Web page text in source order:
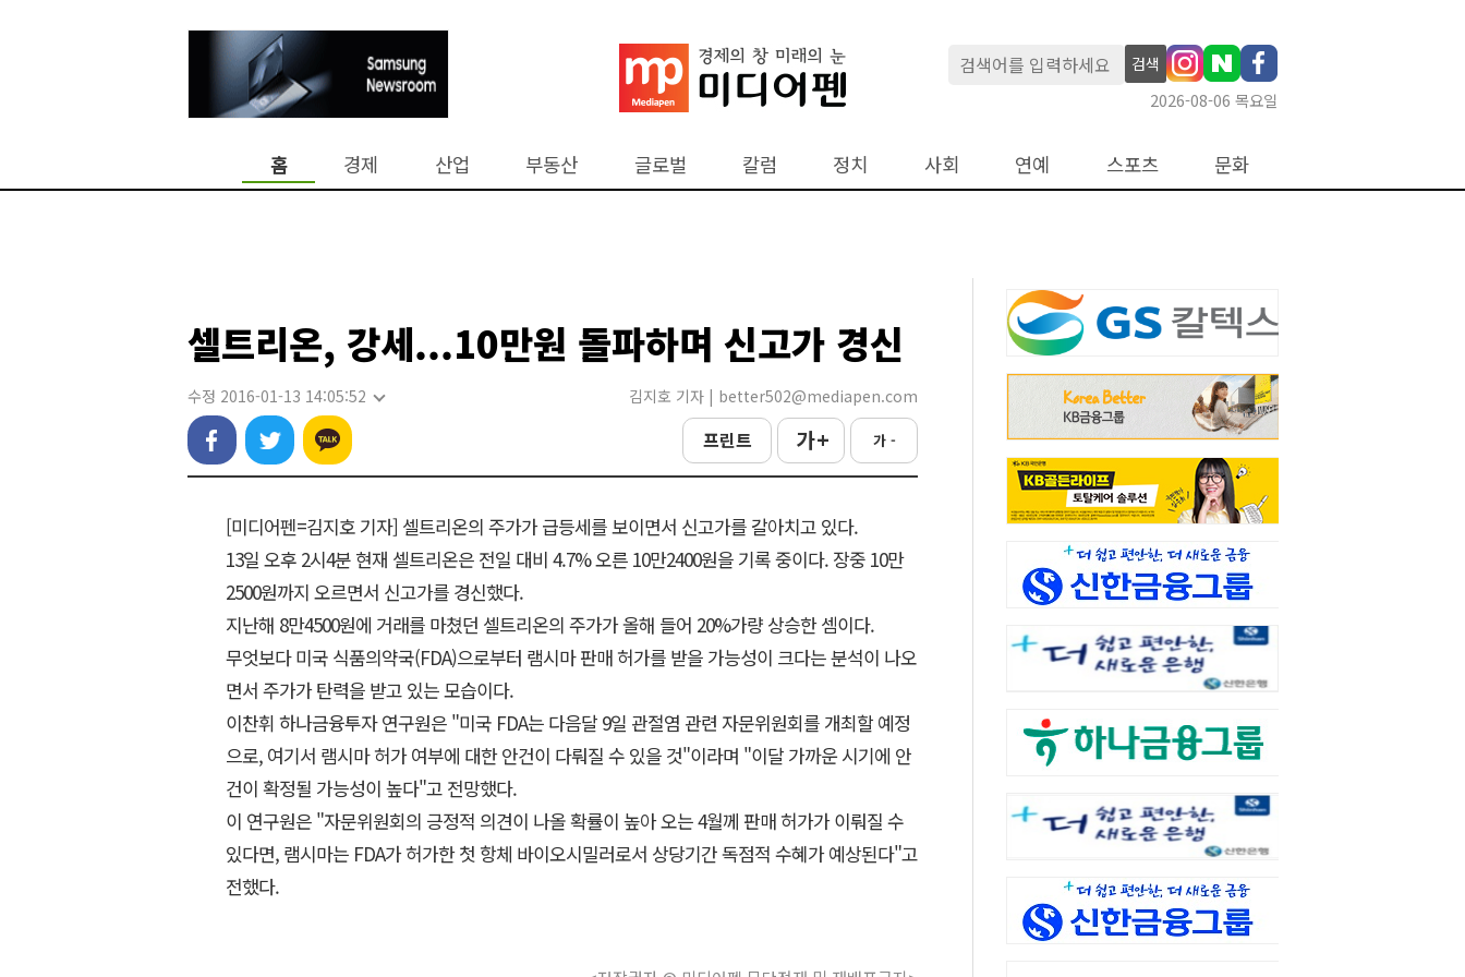
검색
2026-08-06 목요일
홈 경제 산업 부동산 글로벌 칼럼 정치 사회 연예 스포츠 문화
셀트리온, 강세...10만원 돌파하며 신고가 경신
수정 2016-01-13 14:05:52 김지호 기자 | better502@mediapen.com
프린트 가 + 가 -
[미디어펜=김지호 기자] 셀트리온의 주가가 급등세를 보이면서 신고가를 갈아치고 있다.
13일 오후 2시4분 현재 셀트리온은 전일 대비 4.7% 오른 10만2400원을 기록 중이다. 장중 10만
2500원까지 오르면서 신고가를 경신했다.
지난해 8만4500원에 거래를 마쳤던 셀트리온의 주가가 올해 들어 20%가량 상승한 셈이다.
무엇보다 미국 식품의약국(FDA)으로부터 램시마 판매 허가를 받을 가능성이 크다는 분석이 나오
면서 주가가 탄력을 받고 있는 모습이다.
이찬휘 하나금융투자 연구원은 "미국 FDA는 다음달 9일 관절염 관련 자문위원회를 개최할 예정
으로, 여기서 램시마 허가 여부에 대한 안건이 다뤄질 수 있을 것"이라며 "이달 가까운 시기에 안
건이 확정될 가능성이 높다"고 전망했다.
이 연구원은 "자문위원회의 긍정적 의견이 나올 확률이 높아 오는 4월께 판매 허가가 이뤄질 수
있다면, 램시마는 FDA가 허가한 첫 항체 바이오시밀러로서 상당기간 독점적 수혜가 예상된다"고
전했다.